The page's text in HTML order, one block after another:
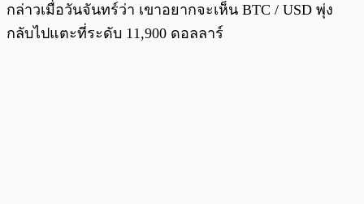
กล่าวเมื่อวันจันทร์ว่า เขาอยากจะเห็น BTC / USD พุ่ง
กลับไปแตะที่ระดับ 11,900 ดอลลาร์